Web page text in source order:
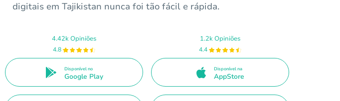
digitais em Tajikistan nunca foi tão fácil e rápida.
4.42k Opiniões
4.8
Disponível no
Google Play
1.2k Opiniões
4.4
Disponível na
AppStore